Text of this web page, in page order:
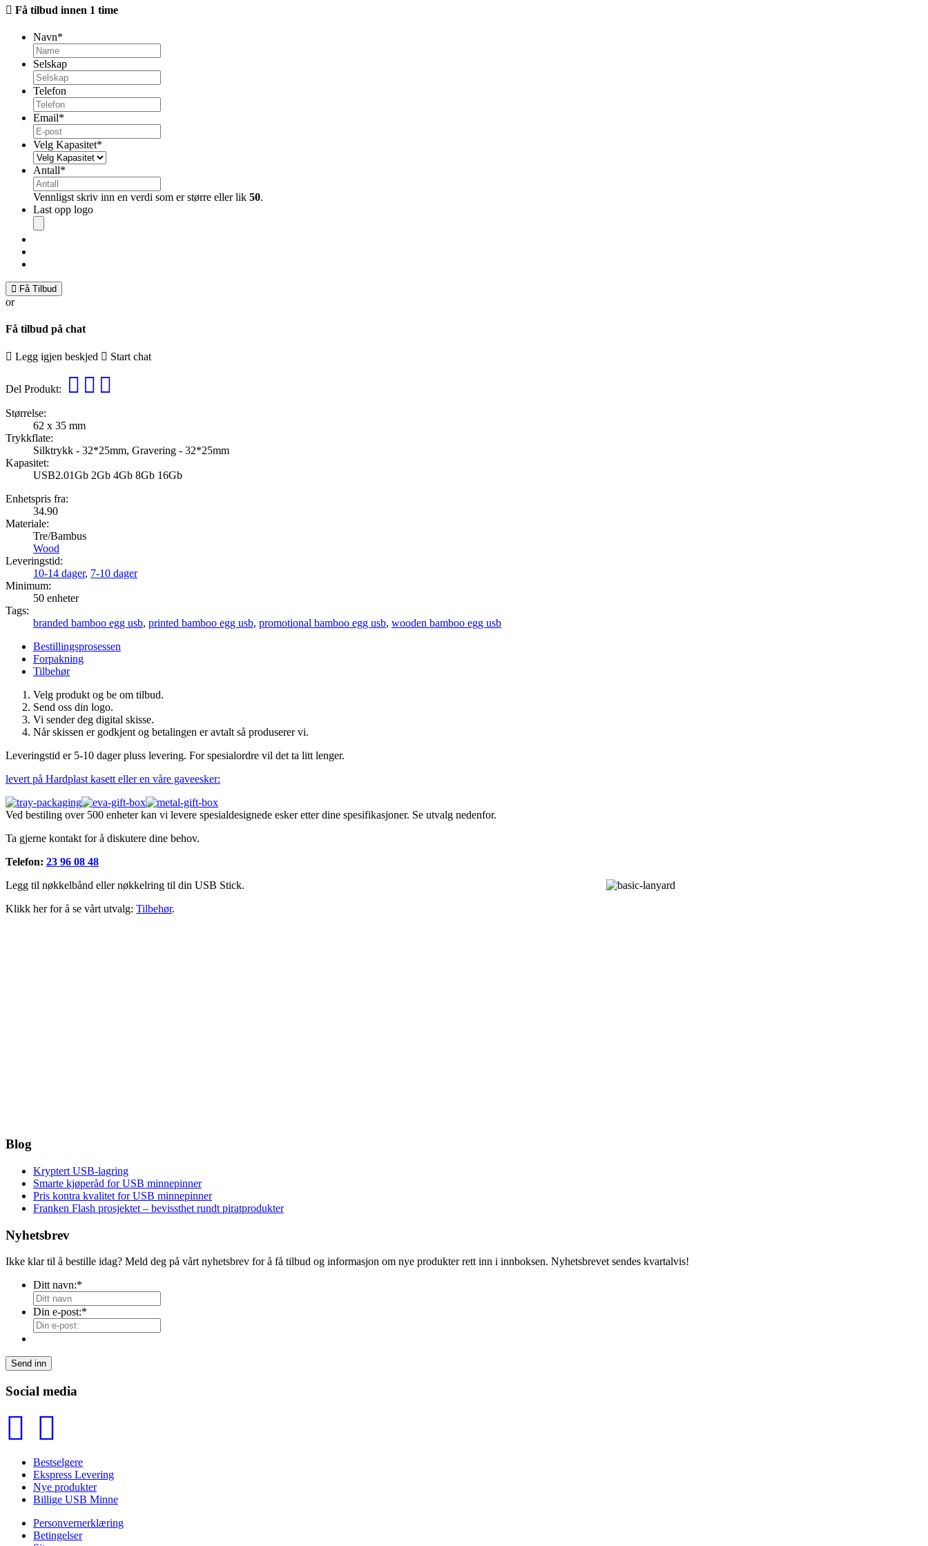
Få tilbud innen 1 time
Navn*
Selskap
Telefon
Email*
Velg Kapasitet*
Antall*
Vennligst skriv inn en verdi som er større eller lik 50.
Last opp logo
Få Tilbud
or
Få tilbud på chat
Legg igjen beskjed Start chat
Del Produkt:
Størrelse:
62 x 35 mm
Trykkflate:
Silktrykk - 32*25mm, Gravering - 32*25mm
Kapasitet:
USB2.01Gb 2Gb 4Gb 8Gb 16Gb
Enhetspris fra:
34.90
Materiale:
Tre/Bambus
Wood
Leveringstid:
10-14 dager, 7-10 dager
Minimum:
50 enheter
Tags:
branded bamboo egg usb, printed bamboo egg usb, promotional bamboo egg usb, wooden bamboo egg usb
Bestillingsprosessen
Forpakning
Tilbehør
Velg produkt og be om tilbud.
Send oss din logo.
Vi sender deg digital skisse.
Når skissen er godkjent og betalingen er avtalt så produserer vi.
Leveringstid er 5-10 dager pluss levering. For spesialordre vil det ta litt lenger.
levert på Hardplast kasett eller en våre gaveesker:
Ved bestiling over 500 enheter kan vi levere spesialdesignede esker etter dine spesifikasjoner. Se utvalg nedenfor.
Ta gjerne kontakt for å diskutere dine behov.
Telefon: 23 96 08 48
Legg til nøkkelbånd eller nøkkelring til din USB Stick.
Klikk her for å se vårt utvalg: Tilbehør.
Blog
Kryptert USB-lagring
Smarte kjøperåd for USB minnepinner
Pris kontra kvalitet for USB minnepinner
Franken Flash prosjektet – bevissthet rundt piratprodukter
Nyhetsbrev
Ikke klar til å bestille idag? Meld deg på vårt nyhetsbrev for å få tilbud og informasjon om nye produkter rett inn i innboksen. Nyhetsbrevet sendes kvartalvis!
Ditt navn:*
Din e-post:*
Send inn
Social media
Bestselgere
Ekspress Levering
Nye produkter
Billige USB Minne
Personvernerklæring
Betingelser